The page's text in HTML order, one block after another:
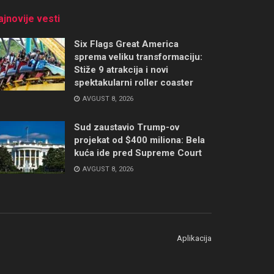
vesti
Six Flags Great America
sprema veliku transformaciju:
Stiže 9 atrakcija i novi
spektakularni roller coaster
AVGUST 8, 2026
Sud zaustavio Trump-ov
projekat od $400 miliona: Bela
kuća ide pred Supreme Court
AVGUST 8, 2026
Aplikacija